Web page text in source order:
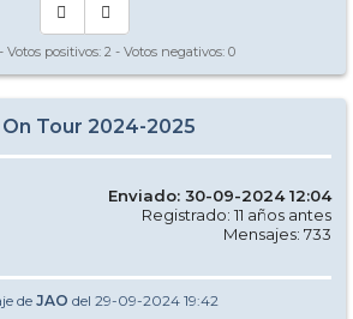
- Votos positivos: 2 - Votos negativos: 0
Tour 2024-2025
Enviado: 30-09-2024 12:04
Registrado: 11 años antes
Mensajes: 733
de JAO del 29-09-2024 19:42